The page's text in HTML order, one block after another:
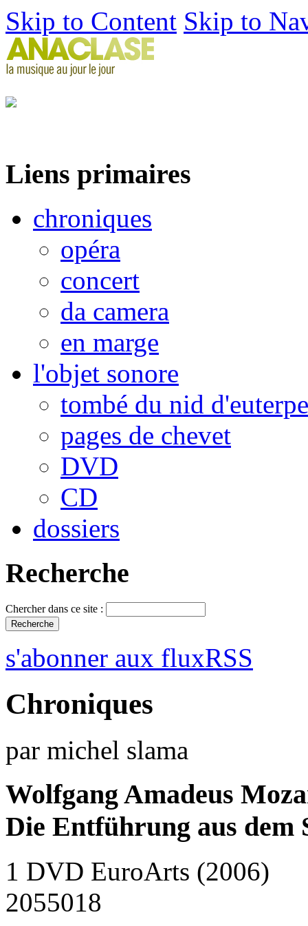
Skip to Content Skip to
Liens primaires
chroniques
opéra
concert
da camera
en marge
l'objet sonore
tombé du nid d'euterpe
pages de chevet
DVD
CD
dossiers
Recherche
Chercher dans ce site :
s'abonner aux fluxRSS
Chroniques
par michel slama
Wolfgang Amadeus
Die Entführung aus dem
1 DVD EuroArts (2006)
2055018